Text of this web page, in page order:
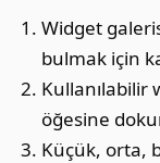
Widget
bulmak için
Kullanılabilir
öğesine
Küçük, orta,